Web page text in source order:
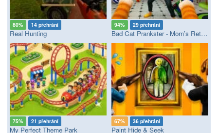
80% 14 přehrání
Real Hunting
94% 29 přehrání
Bad Cat Prankster - Mom’s Return
75% 21 přehrání
My Perfect Theme Park
67% 36 přehrání
Paint Hide & Seek